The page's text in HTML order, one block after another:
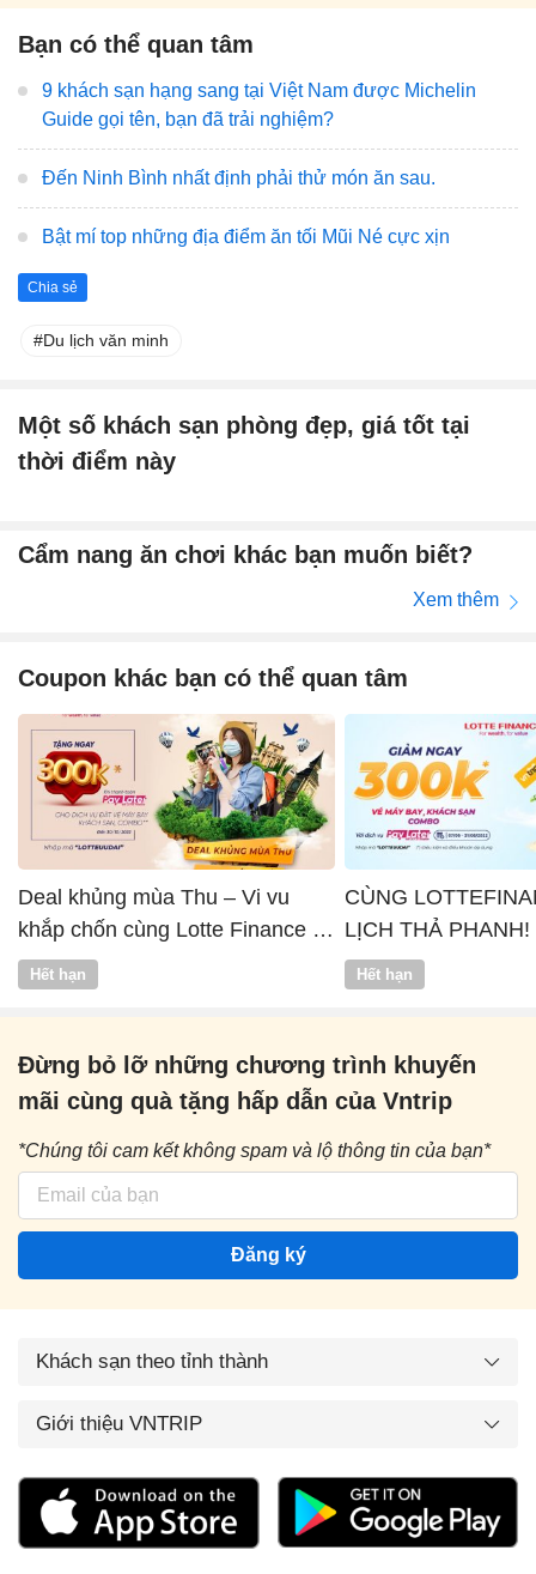
Bạn có thể quan tâm
9 khách sạn hạng sang tại Việt Nam được Michelin
Guide gọi tên, bạn đã trải nghiệm?
Đến Ninh Bình nhất định phải thử món ăn sau.
Bật mí top những địa điểm ăn tối Mũi Né cực xịn
Chia sẻ
Du lịch văn minh
Một số khách sạn phòng đẹp, giá tốt tại
thời điểm này
Cẩm nang ăn chơi khác bạn muốn biết?
Xem thêm
Coupon khác bạn có thể quan tâm
Deal khủng mùa Thu – Vi vu
khắp chốn cùng Lotte Finance x
Vntrip
Hết hạn
CÙNG
LỊCH THẢ PHANH!
Hết hạn
Đừng bỏ lỡ những chương trình khuyến
mãi cùng quà tặng hấp dẫn của Vntrip
*Chúng tôi cam kết không spam và lộ thông tin của bạn*
Đăng ký
Khách sạn theo tỉnh thành
Giới thiệu VNTRIP